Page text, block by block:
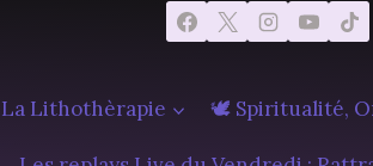
Lithothèrapie 🕊️ Spiritualité,